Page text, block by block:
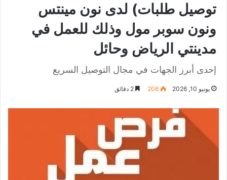
توصيل طلبات) لدى نون مينتس
ونون سوبر مول وذلك للعمل في
مدينتي الرياض وحائل
إحدى أبرز الجهات في مجال التوصيل السريع
يونيو 10, 2026 206